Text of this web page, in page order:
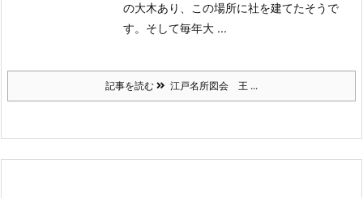
の大木あり、この場所に社を建てたそうで
す。 そして毎年大 ...
記事を読む 江戸名所図会 王 ...